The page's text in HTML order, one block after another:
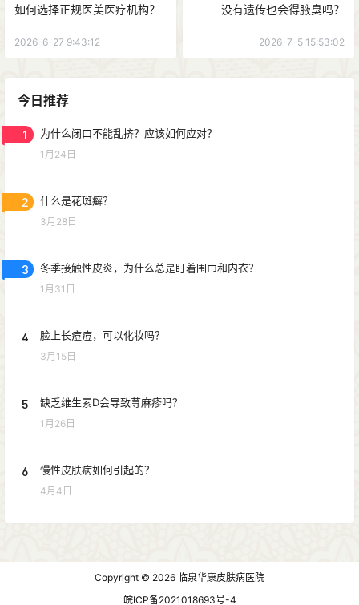
如何选择正规医美医疗机构？
2026-6-27 9:43:12
没有遗传也会得腋臭吗？
2026-7-5 15:53:02
今日推荐
1 为什么闭口不能乱挤？应该如何应对？
1月24日
2 什么是花斑癣？
3月28日
3 冬季接触性皮炎，为什么总是盯着围巾和内衣？
1月31日
4 脸上长痘痘，可以化妆吗？
3月15日
5 缺乏维生素D会导致荨麻疹吗？
1月26日
6 慢性皮肤病如何引起的？
4月4日
Copyright © 2026 临泉华康皮肤病医院
皖ICP备2021018693号-4